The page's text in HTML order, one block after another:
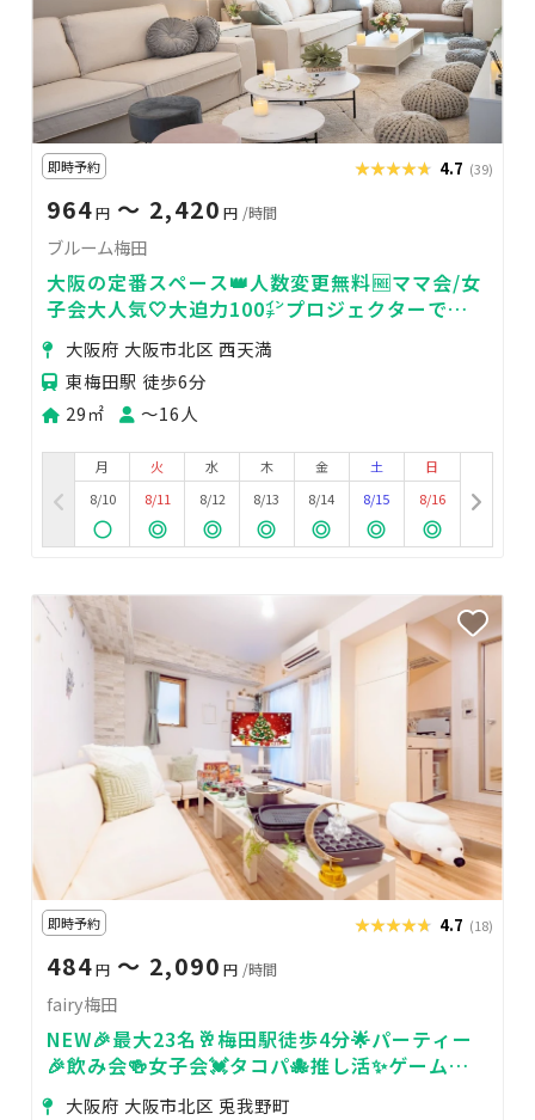
即時予約 ★★★★★
★★★★★ 4.7 (39)
964 円 〜 2,420 円 /時間
ブルーム梅田
大阪の定番スペース👑人数変更無料🆓ママ会/女
子会大人気🤍大迫力100㌅プロジェクターで鑑
賞会🎬💫安心の高評価レビュー🌟推し活/お誕生
日特典🎁
大阪府 大阪市北区 西天満
東梅田駅 徒歩6分
29㎡
〜16人
月
8/10
火
8/11
水
8/12
木
8/13
金
8/14
土
8/15
日
8/16
即時予約 ★★★★★
★★★★★ 4.7 (18)
484 円 〜 2,090 円 /時間
fairy梅田
NEW🎉最大23名🥂梅田駅徒歩4分🌟パーティー
🎉飲み会🍻女子会💓タコパ🐙推し活✨ゲーム🎮
撮影📷ママ会🧚
大阪府 大阪市北区 兎我野町